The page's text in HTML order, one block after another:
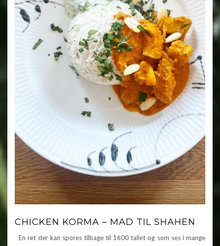
CHICKEN KORMA – MAD TIL SHAHEN
En ret der kan spores tilbage til 1600 tallet og som ses i mange